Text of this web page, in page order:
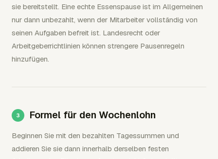
sie bereitstellt. Eine echte Essenspause ist im Allgemeinen
nur dann unbezahlt, wenn der Mitarbeiter vollständig von
seinen Aufgaben befreit ist. Landesrecht oder
Arbeitgeberrichtlinien können strengere Pausenregeln
hinzufügen.
Formel für den Wochenlohn
Beginnen Sie mit den bezahlten Tagessummen und
addieren Sie sie dann innerhalb derselben festen